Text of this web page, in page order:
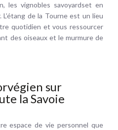
les vignobles savoyardset en
de la Tourne est un lieu
quotidien et vous ressourcer
des oiseaux et le murmure de
sur
la Savoie
espace de vie personnel que